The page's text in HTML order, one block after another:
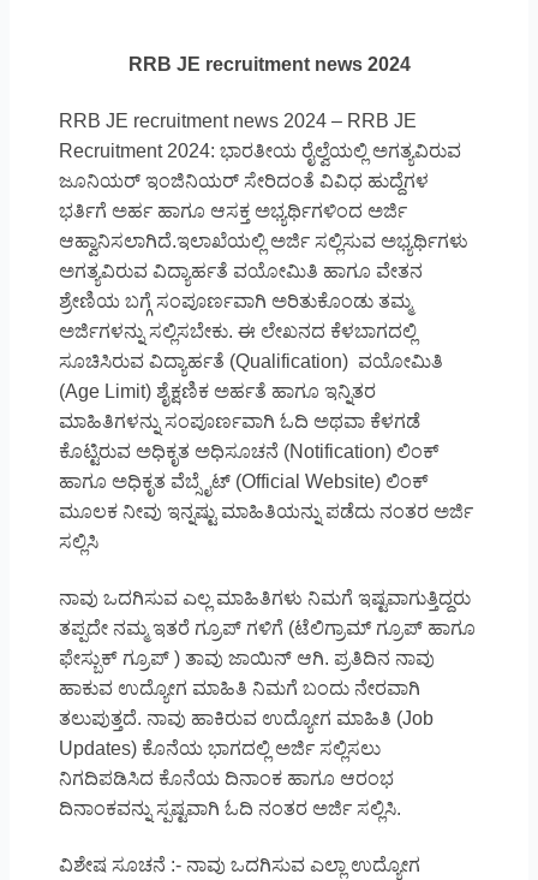
RRB JE recruitment news 2024
RRB JE recruitment news 2024 – RRB JE
Recruitment 2024: ಭಾರತೀಯ ರೈಲ್ವೆಯಲ್ಲಿ ಅಗತ್ಯವಿರುವ
ಜೂನಿಯರ್ ಇಂಜಿನಿಯರ್ ಸೇರಿದಂತೆ ವಿವಿಧ ಹುದ್ದೆಗಳ
ಭರ್ತಿಗೆ ಅರ್ಹ ಹಾಗೂ ಆಸಕ್ತ ಅಭ್ಯರ್ಥಿಗಳಿಂದ ಅರ್ಜಿ
ಆಹ್ವಾನಿಸಲಾಗಿದೆ.ಇಲಾಖೆಯಲ್ಲಿ ಅರ್ಜಿ ಸಲ್ಲಿಸುವ ಅಭ್ಯರ್ಥಿಗಳು
ಅಗತ್ಯವಿರುವ ವಿದ್ಯಾರ್ಹತೆ ವಯೋಮಿತಿ ಹಾಗೂ ವೇತನ
ಶ್ರೇಣಿಯ ಬಗ್ಗೆ ಸಂಪೂರ್ಣವಾಗಿ ಅರಿತುಕೊಂಡು ತಮ್ಮ
ಅರ್ಜಿಗಳನ್ನು ಸಲ್ಲಿಸಬೇಕು. ಈ ಲೇಖನದ ಕೆಳಬಾಗದಲ್ಲಿ
ಸೂಚಿಸಿರುವ ವಿದ್ಯಾರ್ಹತೆ (Qualification) ವಯೋಮಿತಿ
(Age Limit) ಶೈಕ್ಷಣಿಕ ಅರ್ಹತೆ ಹಾಗೂ ಇನ್ನಿತರ
ಮಾಹಿತಿಗಳನ್ನು ಸಂಪೂರ್ಣವಾಗಿ ಓದಿ ಅಥವಾ ಕೆಳಗಡೆ
ಕೊಟ್ಟಿರುವ ಅಧಿಕೃತ ಅಧಿಸೂಚನೆ (Notification) ಲಿಂಕ್
ಹಾಗೂ ಅಧಿಕೃತ ವೆಬ್ಸೈಟ್ (Official Website) ಲಿಂಕ್
ಮೂಲಕ ನೀವು ಇನ್ನಷ್ಟು ಮಾಹಿತಿಯನ್ನು ಪಡೆದು ನಂತರ ಅರ್ಜಿ
ಸಲ್ಲಿಸಿ
ನಾವು ಒದಗಿಸುವ ಎಲ್ಲ ಮಾಹಿತಿಗಳು ನಿಮಗೆ ಇಷ್ಟವಾಗುತ್ತಿದ್ದರು
ತಪ್ಪದೇ ನಮ್ಮ ಇತರೆ ಗ್ರೂಪ್ ಗಳಿಗೆ (ಟೆಲಿಗ್ರಾಮ್ ಗ್ರೂಪ್ ಹಾಗೂ
ಫೇಸ್ಬುಕ್ ಗ್ರೂಪ್ ) ತಾವು ಜಾಯಿನ್ ಆಗಿ. ಪ್ರತಿದಿನ ನಾವು
ಹಾಕುವ ಉದ್ಯೋಗ ಮಾಹಿತಿ ನಿಮಗೆ ಬಂದು ನೇರವಾಗಿ
ತಲುಪುತ್ತದೆ. ನಾವು ಹಾಕಿರುವ ಉದ್ಯೋಗ ಮಾಹಿತಿ (Job
Updates) ಕೊನೆಯ ಭಾಗದಲ್ಲಿ ಅರ್ಜಿ ಸಲ್ಲಿಸಲು
ನಿಗದಿಪಡಿಸಿದ ಕೊನೆಯ ದಿನಾಂಕ ಹಾಗೂ ಆರಂಭ
ದಿನಾಂಕವನ್ನು ಸ್ಪಷ್ಟವಾಗಿ ಓದಿ ನಂತರ ಅರ್ಜಿ ಸಲ್ಲಿಸಿ.
ವಿಶೇಷ ಸೂಚನೆ :- ನಾವು ಒದಗಿಸುವ ಎಲ್ಲಾ ಉದ್ಯೋಗ